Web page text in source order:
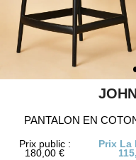
PANTALON EN
Prix public :
180,00 €
Prix La